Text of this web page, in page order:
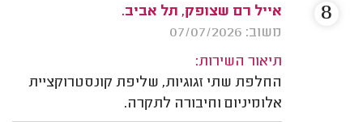
אייל רם שצופק, תל אביב.
משוב: 07/07/2026
תיאור השירות:
החלפת שתי זגוגיות, שליפת קונסטרוקציית
אלומיניום וחיבורה לתקרה.
8